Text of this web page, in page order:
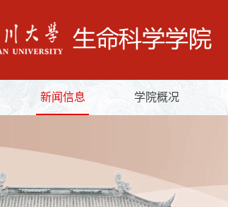
新闻信息 学院概况